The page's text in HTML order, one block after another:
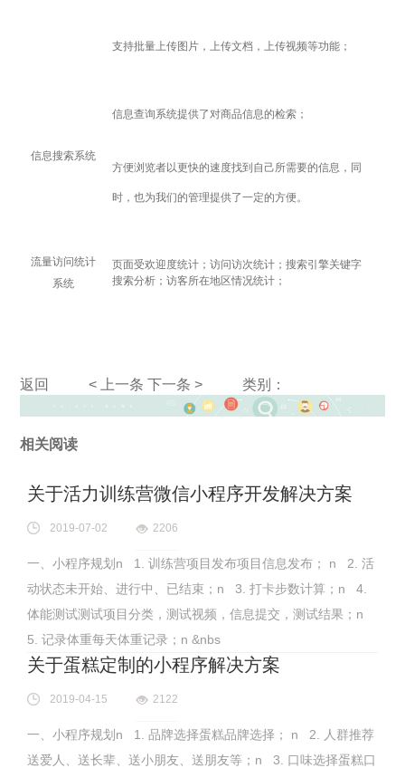
支持批量上传图片，上传文档，上传视频等功能；
信息搜索系统
信息查询系统提供了对商品信息的检索；
方便浏览者以更快的速度找到自己所需要的信息，同
时，也为我们的管理提供了一定的方便。
流量访问统计
系统
页面受欢迎度统计；访问访次统计；搜索引擎关键字
搜索分析；访客所在地区情况统计；
返回 < 上一条 下一条 > 类别：
相关阅读
关于活力训练营微信小程序开发解决方案
2019-07-02 2206
一、小程序规划n 1. 训练营项目发布项目信息发布； n 2. 活
动状态未开始、进行中、已结束；n 3. 打卡步数计算；n 4.
体能测试测试项目分类，测试视频，信息提交，测试结果；n
5. 记录体重每天体重记录；n &nbs
关于蛋糕定制的小程序解决方案
2019-04-15 2122
一、小程序规划n 1. 品牌选择蛋糕品牌选择； n 2. 人群推荐
送爱人、送长辈、送小朋友、送朋友等；n 3. 口味选择蛋糕口